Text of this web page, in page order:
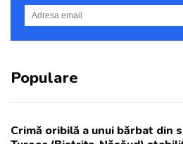
Populare
Crimă oribilă a unui bărbat din